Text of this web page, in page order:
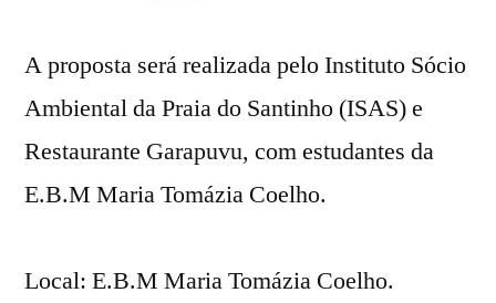
A proposta será realizada pelo Instituto Sócio
Ambiental da Praia do Santinho (ISAS) e
Restaurante Garapuvu, com estudantes da
E.B.M Maria Tomázia Coelho.
Local: E.B.M Maria Tomázia Coelho.